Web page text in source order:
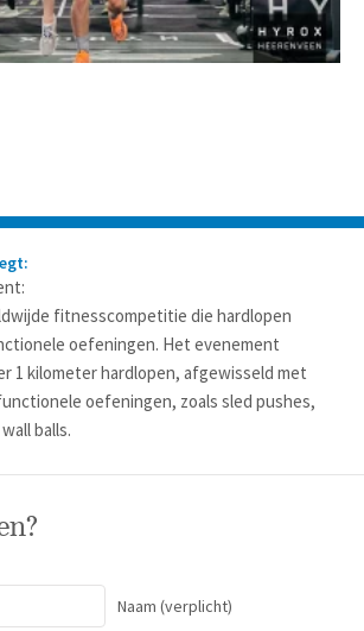
fitnesscompetitie die hardlopen
oefeningen. Het evenement
1 kilometer hardlopen, afgewisseld met
oefeningen, zoals sled pushes,
balls.
Naam (verplicht)